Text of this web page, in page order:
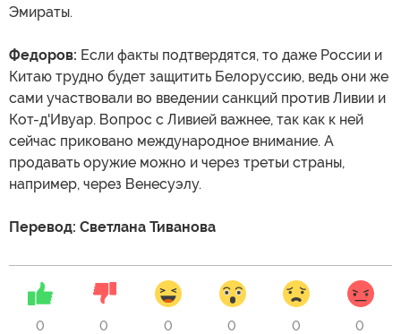
Эмираты.
Федоров: Если факты подтвердятся, то даже России и
Китаю трудно будет защитить Белоруссию, ведь они же
сами участвовали во введении санкций против Ливии и
Кот-д'Ивуар. Вопрос с Ливией важнее, так как к ней
сейчас приковано международное внимание. А
продавать оружие можно и через третьи страны,
например, через Венесуэлу.
Перевод: Светлана Тиванова
0 0 0 0 0 0